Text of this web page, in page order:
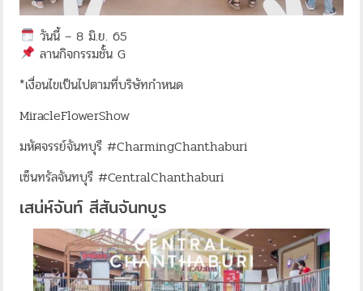
วันนี้ – 8 มิ.ย. 65
ลานกิจกรรมชั้น G
*เงื่อนไขเป็นไปตามที่บริษัทกำหนด
MiracleFlowerShow
มหัศจรรย์จันทบุรี #CharmingChanthaburi
เซ็นทรัลจันทบุรี #CentralChanthaburi
เสน่ห์จันท์ สีสันจันทบูร